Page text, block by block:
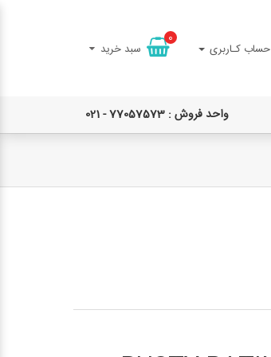
حساب کـاربری سبد خرید
0
واحد فروش : 77057573 - 021